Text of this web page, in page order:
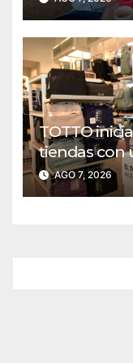
TOTTO
tiendas con
AGO 7, 2026